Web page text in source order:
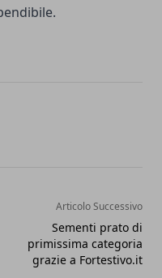
Articolo Successivo
Sementi prato di
primissima categoria
grazie a Fortestivo.it